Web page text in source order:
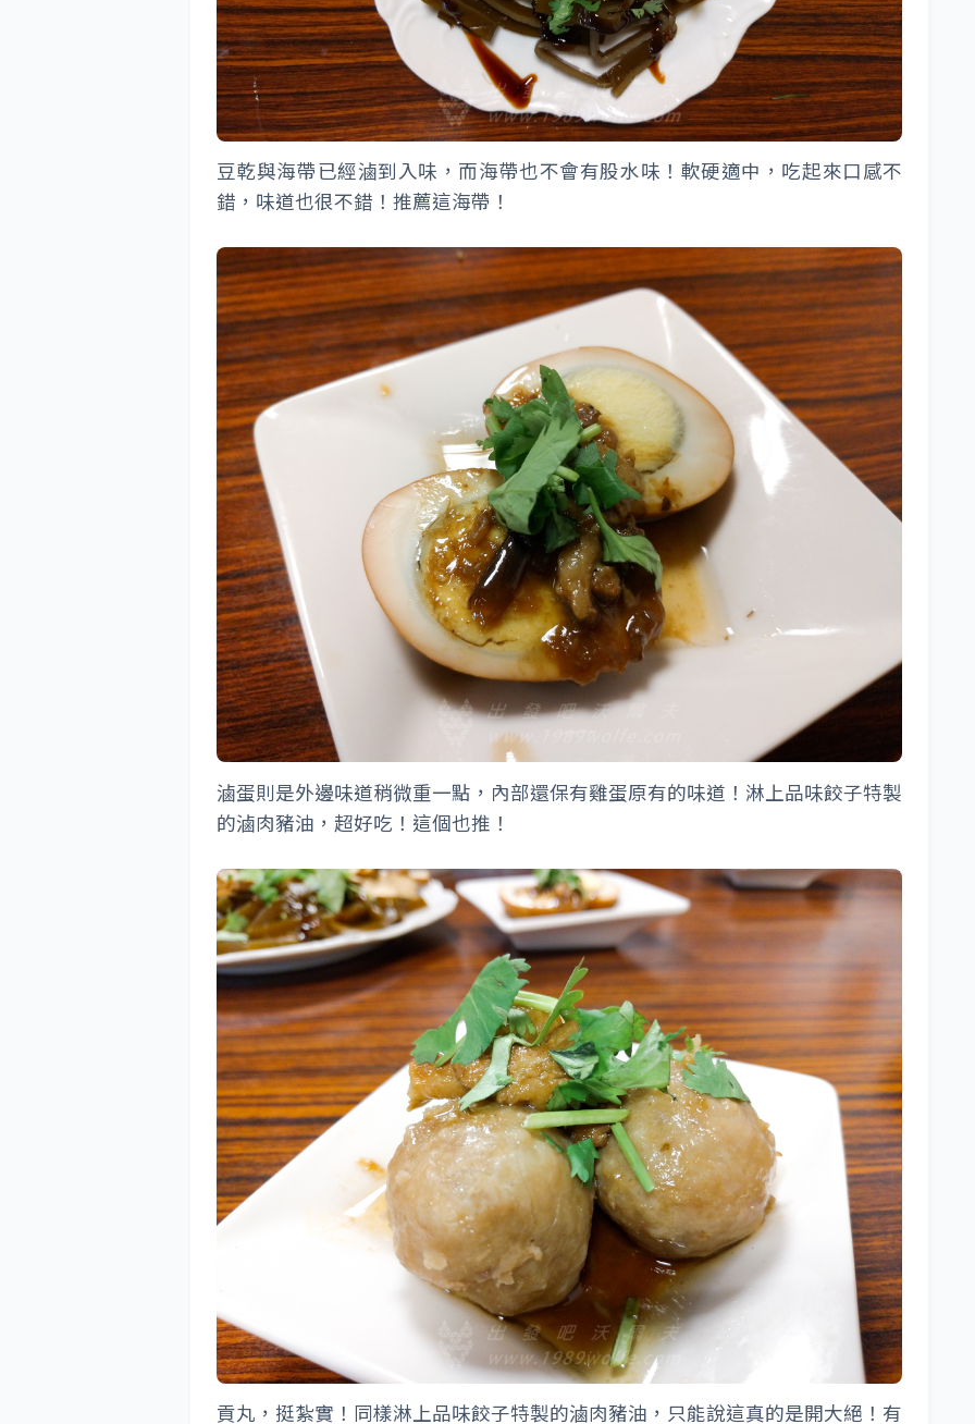
豆乾與海帶已經滷到入味，而海帶也不會有股水味！軟硬適中，吃起來口感不
錯，味道也很不錯！推薦這海帶！
滷蛋則是外邊味道稍微重一點，內部還保有雞蛋原有的味道！淋上品味餃子特製
的滷肉豬油，超好吃！這個也推！
貢丸，挺紮實！同樣淋上品味餃子特製的滷肉豬油，只能說這真的是開大絕！有